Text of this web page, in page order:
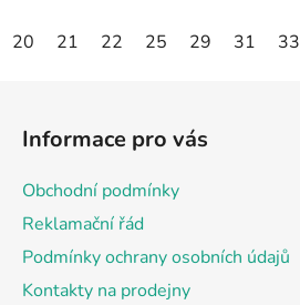
20 21 22 25 29 31 33
Informace pro vás
Obchodní podmínky
Reklamační řád
Podmínky ochrany osobních údajů
Kontakty na prodejny